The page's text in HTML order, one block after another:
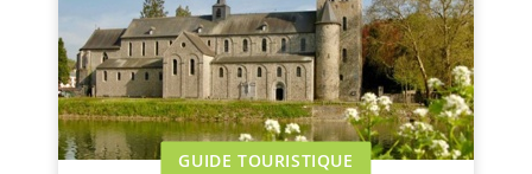
GUIDE TOURISTIQUE